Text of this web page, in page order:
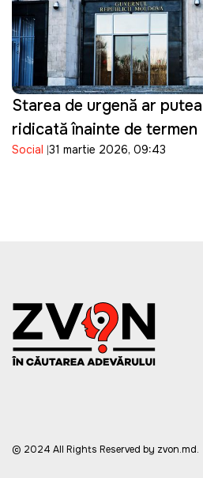
Starea de urgență ar
ridicată înainte de termen
Social 31 martie 2026, 09:43
© 2024 All Rights Reserved by zvon.md.